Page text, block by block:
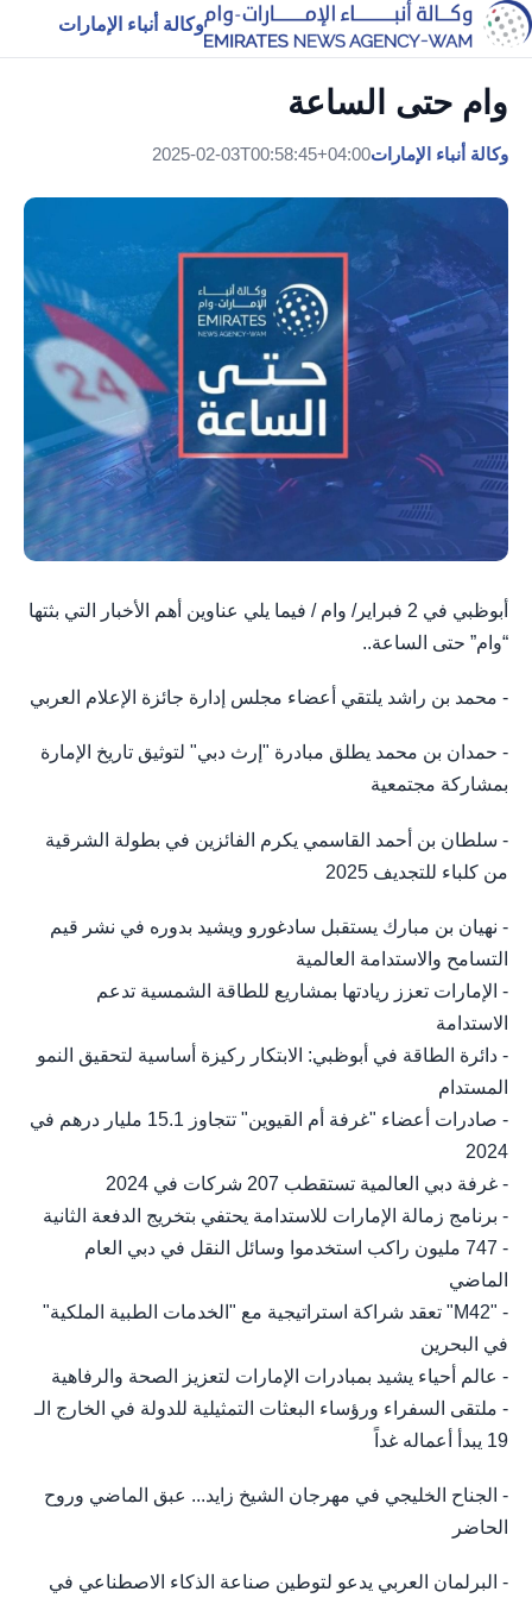
وكالة أنباء الإمارات
وام حتى الساعة
وكالة أنباء الإمارات2025-02-03T00:58:45+04:00
أبوظبي في 2 فبراير/ وام / فيما يلي عناوين أهم الأخبار التي بثتها
“وام” حتى الساعة..
- محمد بن راشد يلتقي أعضاء مجلس إدارة جائزة الإعلام العربي
- حمدان بن محمد يطلق مبادرة "إرث دبي" لتوثيق تاريخ الإمارة
بمشاركة مجتمعية
- سلطان بن أحمد القاسمي يكرم الفائزين في بطولة الشرقية
من كلباء للتجديف 2025
- نهيان بن مبارك يستقبل سادغورو ويشيد بدوره في نشر قيم
التسامح والاستدامة العالمية
- الإمارات تعزز ريادتها بمشاريع للطاقة الشمسية تدعم
الاستدامة
- دائرة الطاقة في أبوظبي: الابتكار ركيزة أساسية لتحقيق النمو
المستدام
- صادرات أعضاء "غرفة أم القيوين" تتجاوز 15.1 مليار درهم في
2024
- غرفة دبي العالمية تستقطب 207 شركات في 2024
- برنامج زمالة الإمارات للاستدامة يحتفي بتخريج الدفعة الثانية
- 747 مليون راكب استخدموا وسائل النقل في دبي العام
الماضي
- "M42" تعقد شراكة استراتيجية مع "الخدمات الطبية الملكية"
في البحرين
- عالم أحياء يشيد بمبادرات الإمارات لتعزيز الصحة والرفاهية
- ملتقى السفراء ورؤساء البعثات التمثيلية للدولة في الخارج الـ
19 يبدأ أعماله غداً
- الجناح الخليجي في مهرجان الشيخ زايد... عبق الماضي وروح
الحاضر
- البرلمان العربي يدعو لتوطين صناعة الذكاء الاصطناعي في